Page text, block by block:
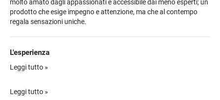
molto amato dagli appassionati e accessibile dai meno esperti; un
prodotto che esige impegno e attenzione, ma che al contempo
regala sensazioni uniche.
L'esperienza
Con questa esperienza, avrete l'incredibile occasione di immergervi
tradizione di Talisker.
Leggi tutto »
Leggi tutto »